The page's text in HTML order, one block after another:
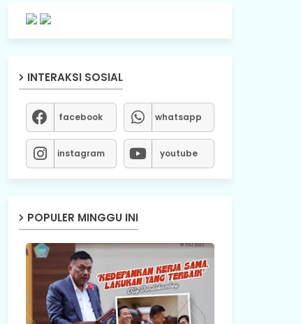
INTERAKSI SOSIAL
facebook whatsapp
instagram youtube
POPULER MINGGU INI